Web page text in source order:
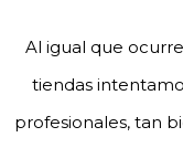
Al igual que
tiendas
profesionales, tan